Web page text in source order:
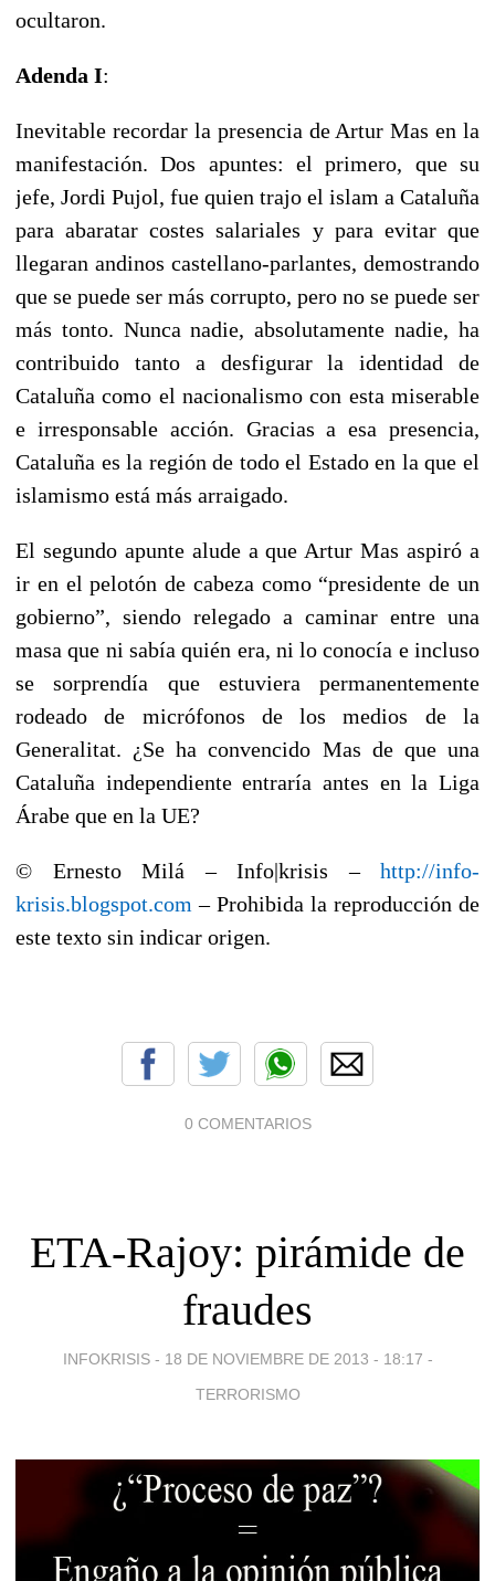
ocultaron.
Adenda I:
Inevitable recordar la presencia de Artur Mas en la
manifestación. Dos apuntes: el primero, que su
jefe, Jordi Pujol, fue quien trajo el islam a Cataluña
para abaratar costes salariales y para evitar que
llegaran andinos castellano-parlantes, demostrando
que se puede ser más corrupto, pero no se puede ser
más tonto. Nunca nadie, absolutamente nadie, ha
contribuido tanto a desfigurar la identidad de
Cataluña como el nacionalismo con esta miserable
e irresponsable acción. Gracias a esa presencia,
Cataluña es la región de todo el Estado en la que el
islamismo está más arraigado.
El segundo apunte alude a que Artur Mas aspiró a
ir en el pelotón de cabeza como “presidente de un
gobierno”, siendo relegado a caminar entre una
masa que ni sabía quién era, ni lo conocía e incluso
se sorprendía que estuviera permanentemente
rodeado de micrófonos de los medios de la
Generalitat. ¿Se ha convencido Mas de que una
Cataluña independiente entraría antes en la Liga
Árabe que en la UE?
© Ernesto Milá – Info|krisis – http://info-
krisis.blogspot.com – Prohibida la reproducción de
este texto sin indicar origen.
0 COMENTARIOS
ETA-Rajoy: pirámide de
fraudes
INFOKRISIS - 18 DE NOVIEMBRE DE 2013 - 18:17 -
TERRORISMO